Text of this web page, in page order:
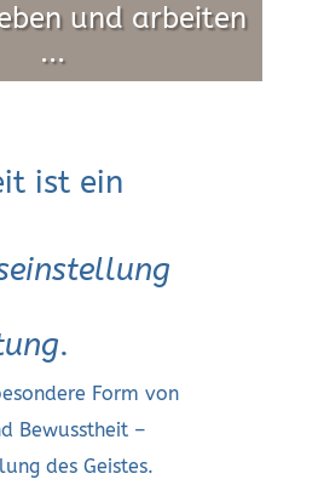
und arbeiten
...
ist ein
.
Form von
Bewusstheit –
des Geistes.